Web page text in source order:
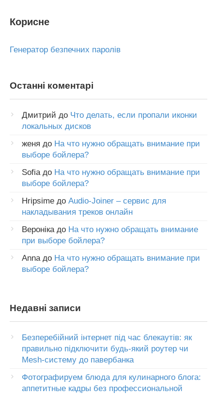
Корисне
Генератор безпечних паролів
Останні коментарі
Дмитрий до Что делать, если пропали иконки
локальных дисков
женя до На что нужно обращать внимание при
выборе бойлера?
Sofiaдо На что нужно обращать внимание при
выборе бойлера?
Hripsime до Audio-Joiner – сервис для
накладывания треков онлайн
Веронікадо На что нужно обращать внимание
при выборе бойлера?
Annaдо На что нужно обращать внимание при
выборе бойлера?
Недавні записи
Безперебійний інтернет під час блекаутів: як
правильно підключити будь-який роутер чи
Mesh-систему до павербанка
Фотографируем блюда для кулинарного блога:
аппетитные кадры без профессиональной